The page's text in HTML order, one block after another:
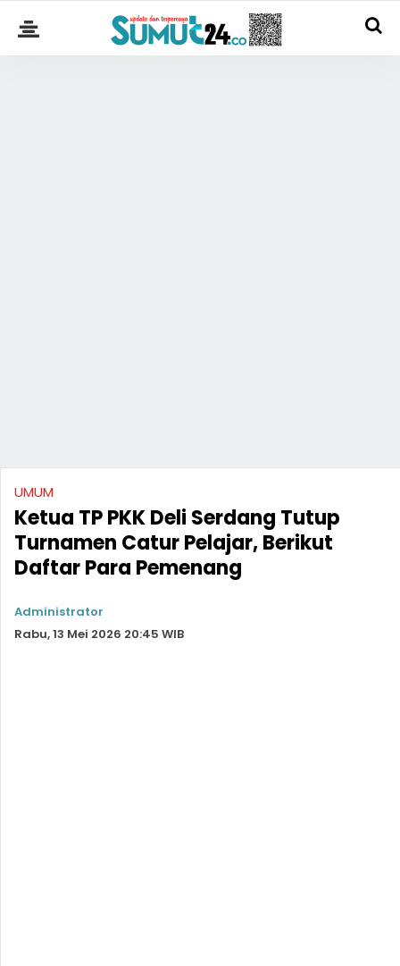
UMUM
Ketua TP PKK Deli Serdang Tutup
Turnamen Catur Pelajar, Berikut
Daftar Para Pemenang
Administrator
Rabu, 13 Mei 2026 20:45 WIB